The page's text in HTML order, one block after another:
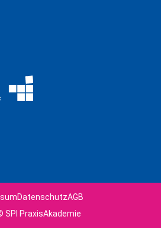
DatenschutzAGB
SPI PraxisAkademie